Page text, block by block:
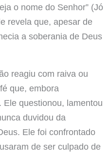
o nome do Senhor” (Jó
revela que, apesar de
a soberania de Deus
reagiu com raiva ou
que, embora
questionou, lamentou
duvidou da
Ele foi confrontado
de ser culpado de